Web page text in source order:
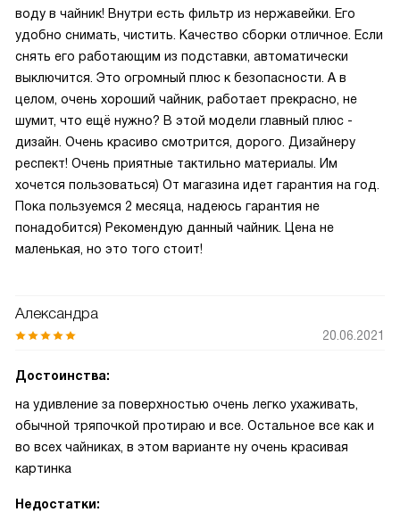
воду в чайник! Внутри есть фильтр из нержавейки. Его
удобно снимать, чистить. Качество сборки отличное. Если
снять его работающим из подставки, автоматически
выключится. Это огромный плюс к безопасности. А в
целом, очень хороший чайник, работает прекрасно, не
шумит, что ещё нужно? В этой модели главный плюс -
дизайн. Очень красиво смотрится, дорого. Дизайнеру
респект! Очень приятные тактильно материалы. Им
хочется пользоваться) От магазина идет гарантия на год.
Пока пользуемся 2 месяца, надеюсь гарантия не
понадобится) Рекомендую данный чайник. Цена не
маленькая, но это того стоит!
Александра
20.06.2021
Достоинства:
на удивление за поверхностью очень легко ухаживать,
обычной тряпочкой протираю и все. Остальное все как и
во всех чайниках, в этом варианте ну очень красивая
картинка
Недостатки: